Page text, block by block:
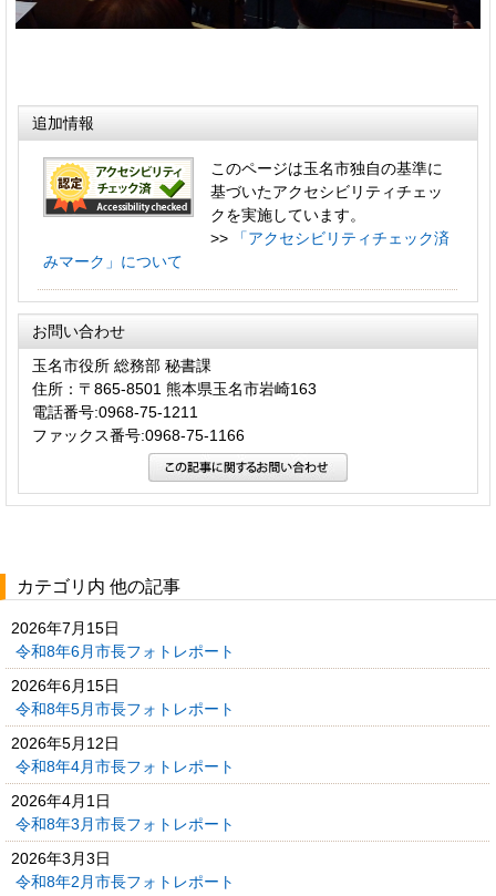
追加情報
このページは玉名市独自の基準に
基づいたアクセシビリティチェッ
クを実施しています。
>>
「アクセシビリティチェック済
みマーク」について
お問い合わせ
玉名市役所 総務部 秘書課
住所：〒865-8501 熊本県玉名市岩崎163
電話番号:0968-75-1211
ファックス番号:0968-75-1166
カテゴリ内 他の記事
2026年7月15日
令和8年6月市長フォトレポート
2026年6月15日
令和8年5月市長フォトレポート
2026年5月12日
令和8年4月市長フォトレポート
2026年4月1日
令和8年3月市長フォトレポート
2026年3月3日
令和8年2月市長フォトレポート